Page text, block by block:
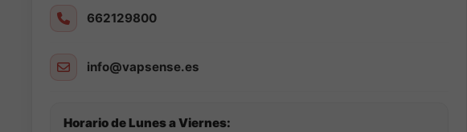
662129800
info@vapsense.es
Horario de Lunes a Viernes: